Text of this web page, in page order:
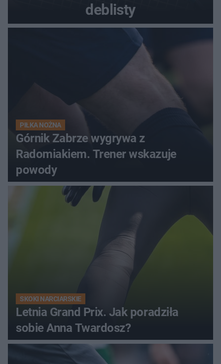
deblisty
PIŁKA NOŻNA
Górnik Zabrze wygrywa z
Radomiakiem. Trener wskazuje
powody
SKOKI NARCIARSKIE
Letnia Grand Prix. Jak poradziła
sobie Anna Twardosz?